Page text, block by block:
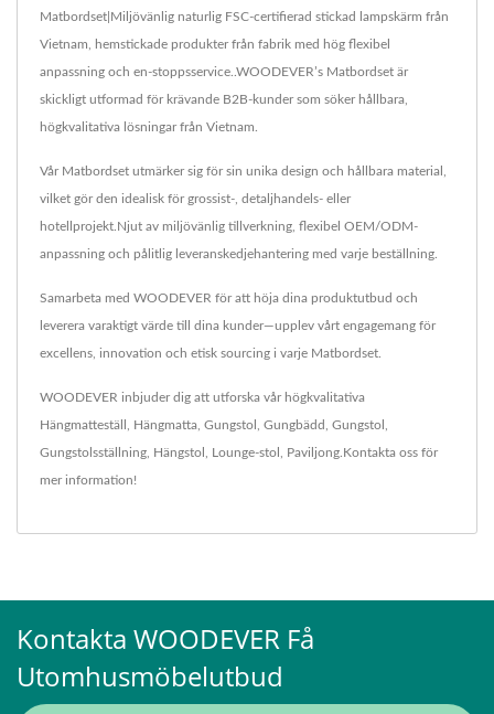
Matbordset|Miljövänlig naturlig FSC-certifierad stickad lampskärm från
Vietnam, hemstickade produkter från fabrik med hög flexibel
anpassning och en-stoppsservice..WOODEVER’s Matbordset är
skickligt utformad för krävande B2B-kunder som söker hållbara,
högkvalitativa lösningar från Vietnam.
Vår Matbordset utmärker sig för sin unika design och hållbara material,
vilket gör den idealisk för grossist-, detaljhandels- eller
hotellprojekt.Njut av miljövänlig tillverkning, flexibel OEM/ODM-
anpassning och pålitlig leveranskedjehantering med varje beställning.
Samarbeta med WOODEVER för att höja dina produktutbud och
leverera varaktigt värde till dina kunder—upplev vårt engagemang för
excellens, innovation och etisk sourcing i varje Matbordset.
WOODEVER inbjuder dig att utforska vår högkvalitativa
Hängmatteställ Hängmatta Gungstol Gungbädd Gungstol
Gungstolsställning Hängstol Lounge-stol Paviljong Kontakta oss för
mer information!
Kontakta WOODEVER Få
Utomhusmöbelutbud